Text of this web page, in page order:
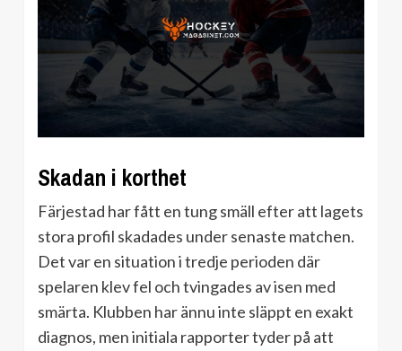
Skadan i korthet
Färjestad har fått en tung smäll efter att lagets
stora profil skadades under senaste matchen.
Det var en situation i tredje perioden där
spelaren klev fel och tvingades av isen med
smärta. Klubben har ännu inte släppt en exakt
diagnos, men initiala rapporter tyder på att